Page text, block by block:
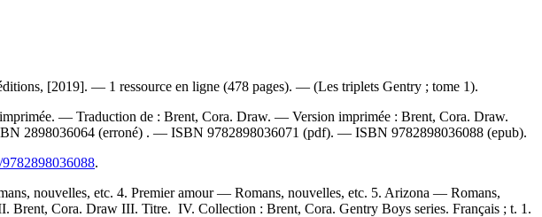
[2019]. — 1 ressource en ligne (478 pages). — (Les triplets Gentry ; tome 1).
imprimée. — Traduction de : Brent, Cora. Draw. — Version imprimée : Brent, Cora. Draw.
2898036064 (erroné) . — ISBN 9782898036071 (pdf). — ISBN 9782898036088 (epub).
.
nouvelles, etc. 4. Premier amour — Romans, nouvelles, etc. 5. Arizona — Romans,
Brent, Cora. Draw III. Titre. IV. Collection : Brent, Cora. Gentry Boys series. Français ; t. 1.